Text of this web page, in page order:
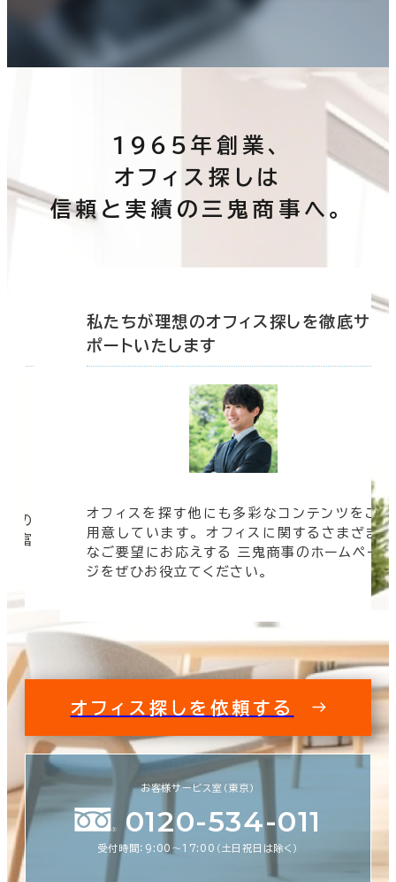
1965年創業、
オフィス探しは
信頼と実績の三鬼商事へ。
の
豊富
私たちが理想のオフィス探しを徹底サ
ポートいたします
オフィスを探す他にも多彩なコンテンツをご
用意しています。 オフィスに関するさまざま
なご要望にお応えする 三鬼商事のホームペー
ジをぜひお役立てください。
オフィス探しを依頼する
お客様サービス室（東京）
0120-534-011
受付時間：9:00〜17:00（土日祝日は除く）